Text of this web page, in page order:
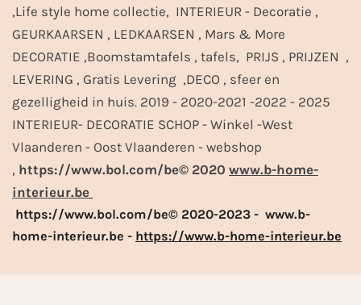
,Life style home collectie, INTERIEUR - Decoratie ,
GEURKAARSEN , LEDKAARSEN , Mars & More
DECORATIE ,Boomstamtafels , tafels, PRIJS , PRIJZEN ,
LEVERING , Gratis Levering ,DECO , sfeer en
gezelligheid in huis. 2019 - 2020-2021 -2022 - 2025
INTERIEUR- DECORATIE SCHOP - Winkel -West
Vlaanderen - Oost Vlaanderen - webshop
, https://www.bol.com/be© 2020 www.b-home-
interieur.be
https://www.bol.com/be© 2020-2023 - www.b-
home-interieur.be - https://www.b-home-interieur.be